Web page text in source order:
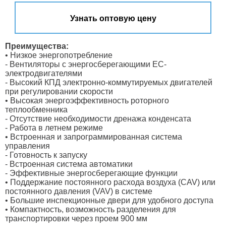
Узнать оптовую цену
Преимущества:
• Низкое энергопотребление
- Вентиляторы с энергосберегающими ЕС-
электродвигателями
- Высокий КПД электронно-коммутируемых двигателей
при регулировании скорости
• Высокая энергоэффективность роторного
теплообменника
- Отсутствие необходимости дренажа конденсата
- Работа в летнем режиме
• Встроенная и запрограммированная система
управления
- Готовность к запуску
- Встроенная система автоматики
- Эффективные энергосберегающие функции
• Поддержание постоянного расхода воздуха (CAV) или
постоянного давления (VAV) в системе
• Большие инспекционные двери для удобного доступа
• Компактность, возможность разделения для
транспортировки через проем 900 мм